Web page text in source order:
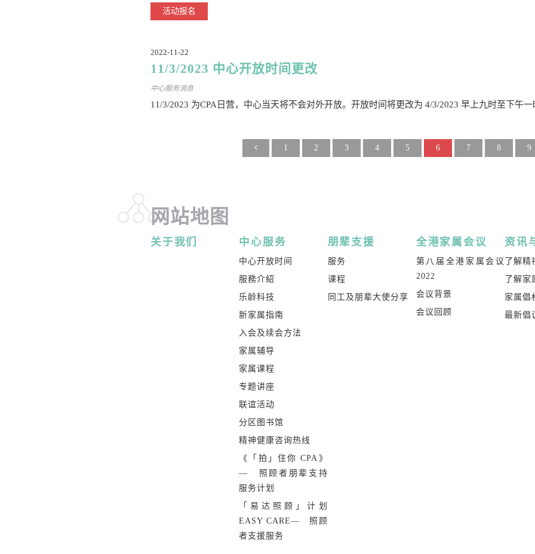
活动报名
2022-11-22
11/3/2023 中心开放时间更改
中心服务消息
11/3/2023 为CPA日营，中心当天将不会对外开放。开放时间将更改为 4/3/2023 早上九时至下午一
1 2 3 4 5 6 7 8 9
网站地图
关于我们 中心服务
中心开放时间
服務介紹
乐龄科技
新家属指南
入会及续会方法
家属辅导
家属课程
专题讲座
联谊活动
分区图书馆
精神健康咨询热线
《「拍」住你 CPA》
— 照顾者朋辈支持
服务计划
「易达照顾」计划
EASY CARE— 照顾
者支援服务
朋辈支援
服务
课程
同工及朋辈大使分享
全港家属会议
第八届全港家属会议
2022
会议背景
会议回顾
资讯
了解精
了解家
家属倡
最新倡